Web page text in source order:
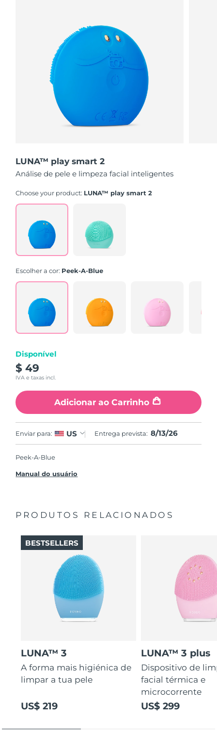
LUNA™ play smart 2
Análise de pele e limpeza facial inteligentes
Choose your product: LUNA™ play smart 2
Escolher a cor: Peek-A-Blue
Disponível
$ 49
IVA e taxas incl.
Adicionar ao Carrinho
Enviar para: US Entrega prevista: 8/13/26
Peek-A-Blue
Manual do usuário
PRODUTOS RELACIONADOS
LUNA™ 3
A forma mais higiénica de
limpar a tua pele
US$ 219
BESTSELLERS
LUNA™ 3 plus
Dispositivo de
facial térmica e
microcorrente
US$ 299